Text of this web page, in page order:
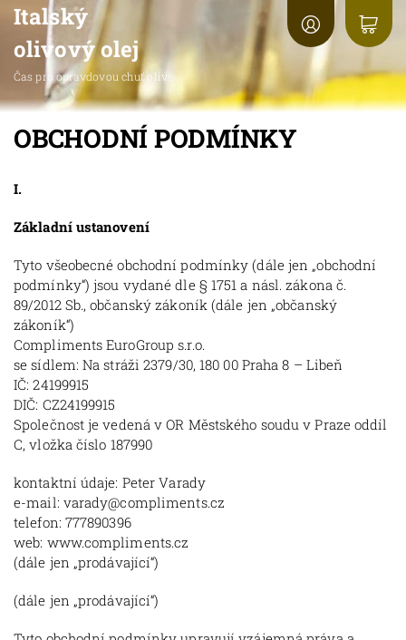
Italský
olivový olej
Čas pro opravdovou chuť oliv!
OBCHODNÍ PODMÍNKY
I.
Základní ustanovení
Tyto všeobecné obchodní podmínky (dále jen „obchodní
podmínky“) jsou vydané dle § 1751 a násl. zákona č.
89/2012 Sb., občanský zákoník (dále jen „občanský
zákoník“)
Compliments EuroGroup s.r.o.
se sídlem: Na stráži 2379/30, 180 00 Praha 8 – Libeň
IČ: 24199915
DIČ: CZ24199915
Společnost je vedená v OR Městského soudu v Praze oddíl
C, vložka číslo 187990
kontaktní údaje: Peter Varady
e-mail: varady@compliments.cz
telefon: 777890396
web: www.compliments.cz
(dále jen „prodávající“)
(dále jen „prodávající“)